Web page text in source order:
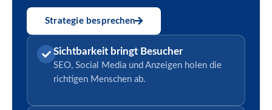
Strategie besprechen
Sichtbarkeit bringt Besucher
SEO, Social Media und Anzeigen holen die
richtigen Menschen ab.